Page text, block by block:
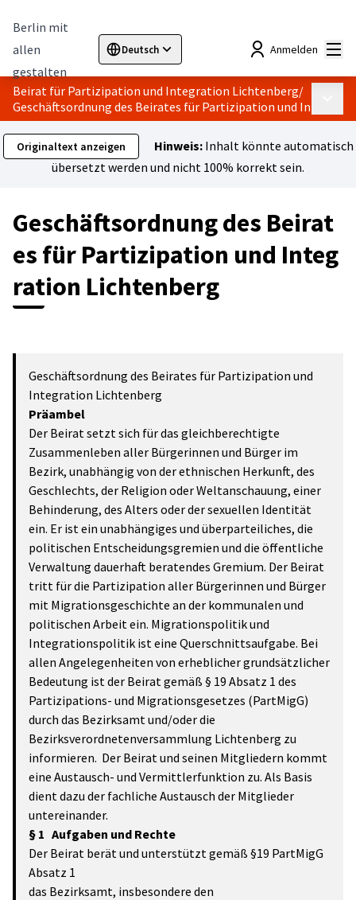
Berlin mit
allen
gestalten
Deutsch
Sprache wählen Choose languageElegir el idioma
Anmelden
Beirat für Partizipation und Integration Lichtenberg/
Geschäftsordnung des Beirates für Partizipation und
Originaltext anzeigen Hinweis:Inhalt könnte automatisch
übersetzt werden und nicht 100% korrekt sein.
Geschäftsordnung des Beirat
es für Partizipation und Integ
ration Lichtenberg
Geschäftsordnung des Beirates für Partizipation und
Integration Lichtenberg
Präambel
Der Beirat setzt sich für das gleichberechtigte
Zusammenleben aller Bürgerinnen und Bürger im
Bezirk, unabhängig von der ethnischen Herkunft, des
Geschlechts, der Religion oder Weltanschauung, einer
Behinderung, des Alters oder der sexuellen Identität
ein. Er ist ein unabhängiges und überparteiliches, die
politischen Entscheidungsgremien und die öffentliche
Verwaltung dauerhaft beratendes Gremium. Der Beirat
tritt für die Partizipation aller Bürgerinnen und Bürger
mit Migrationsgeschichte an der kommunalen und
politischen Arbeit ein. Migrationspolitik und
Integrationspolitik ist eine Querschnittsaufgabe. Bei
allen Angelegenheiten von erheblicher grundsätzlicher
Bedeutung ist der Beirat gemäß § 19 Absatz 1 des
Partizipations- und Migrationsgesetzes (PartMigG)
durch das Bezirksamt und/oder die
Bezirksverordnetenversammlung Lichtenberg zu
informieren. Der Beirat und seinen Mitgliedern kommt
eine Austausch- und Vermittlerfunktion zu. Als Basis
dient dazu der fachliche Austausch der Mitglieder
untereinander.
§ 1 Aufgaben und Rechte
Der Beirat berät und unterstützt gemäß §19 PartMigG
Absatz 1
das Bezirksamt, insbesondere den